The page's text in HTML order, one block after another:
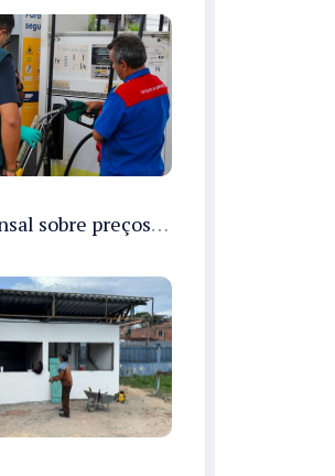
Pesquisa mensal sobre preços dos combustíveis em Manaus mostra queda no diesel S10 e estabilidade na gasolina e no etanol em julho